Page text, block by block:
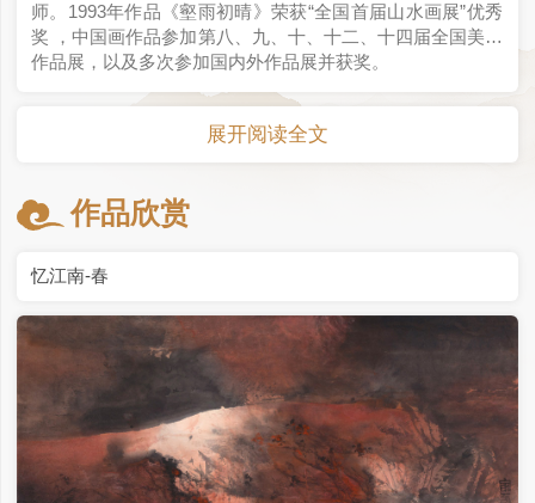
师。1993年作品《壑雨初晴》荣获“全国首届山水画展”优秀
奖 ，中国画作品参加第八、九、十、十二、十四届全国美术
作品展，以及多次参加国内外作品展并获奖。
展开阅读全文
作品欣赏
忆江南-春